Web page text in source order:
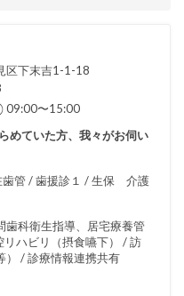
区下末吉1-1-18
09:00〜15:00
めていた方、我々がお伺い
歯管 / 歯援診１ / 生保 介護
歯科衛生指導、居宅療養管
ハビリ（摂食嚥下） / 訪
） / 診療情報連携共有